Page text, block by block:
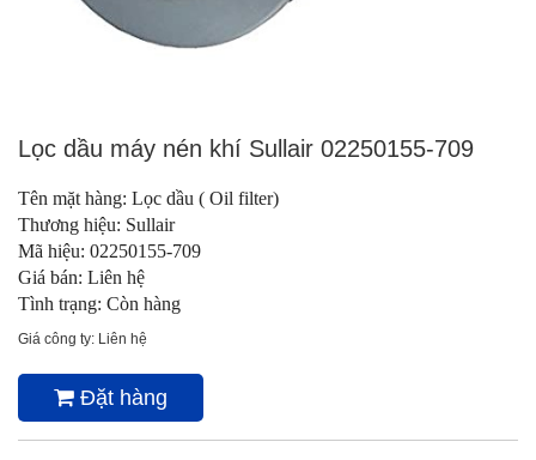
Lọc dầu máy nén khí Sullair 02250155-709
Tên mặt hàng: Lọc dầu ( Oil filter)
Thương hiệu: Sullair
Mã hiệu: 02250155-709
Giá bán: Liên hệ
Tình trạng: Còn hàng
Giá công ty: Liên hệ
Đặt hàng